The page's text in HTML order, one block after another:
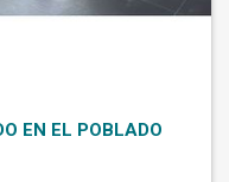
EN EL POBLADO